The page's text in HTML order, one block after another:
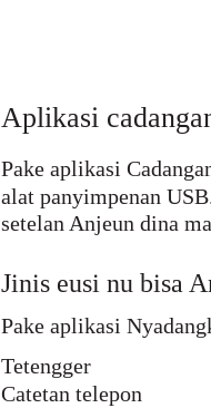
Aplikasi
Pake aplikasi
alat panyimpenan
setelan Anjeun dina
Jinis eusi nu bisa
Pake aplikasi
Tetengger
Catetan telepon